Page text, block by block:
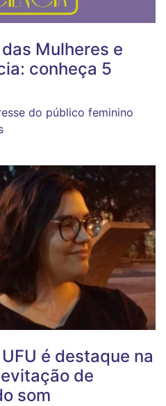
Mulheres e
conheça 5
do público feminino
é destaque na
de
som